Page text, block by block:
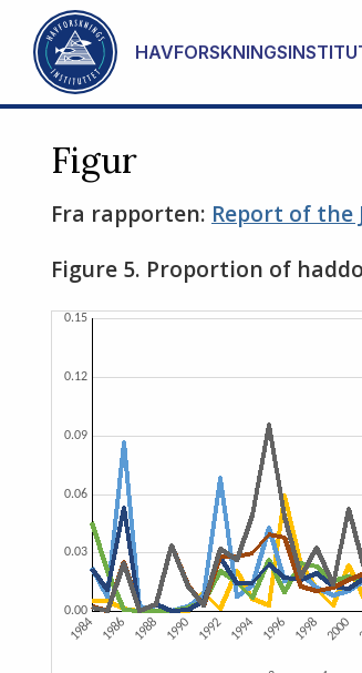
Gå til hovedinnhold
Figur
Fra rapporten: Report of the
Figure 5. Proportion of